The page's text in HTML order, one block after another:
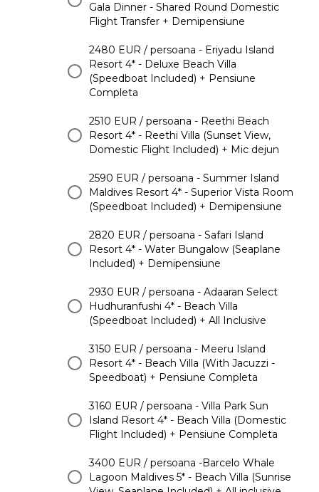
Gala Dinner - Shared Round Domestic
Flight Transfer + Demipensiune
2480 EUR / persoana - Eriyadu Island
Resort 4* - Deluxe Beach Villa
(Speedboat Included) + Pensiune
Completa
2510 EUR / persoana - Reethi Beach
Resort 4* - Reethi Villa (Sunset View,
Domestic Flight Included) + Mic dejun
2590 EUR / persoana - Summer Island
Maldives Resort 4* - Superior Vista Room
(Speedboat Included) + Demipensiune
2820 EUR / persoana - Safari Island
Resort 4* - Water Bungalow (Seaplane
Included) + Demipensiune
2930 EUR / persoana - Adaaran Select
Hudhuranfushi 4* - Beach Villa
(Speedboat Included) + All Inclusive
3150 EUR / persoana - Meeru Island
Resort 4* - Beach Villa (With Jacuzzi -
Speedboat) + Pensiune Completa
3160 EUR / persoana - Villa Park Sun
Island Resort 4* - Beach Villa (Domestic
Flight Included) + Pensiune Completa
3400 EUR / persoana -Barcelo Whale
Lagoon Maldives 5* - Beach Villa (Sunrise